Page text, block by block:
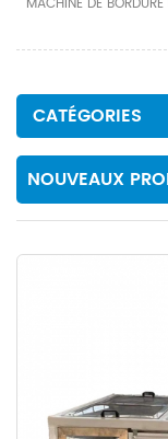
CATÉGORIES
NOUVEAUX